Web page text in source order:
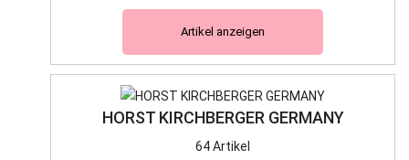
Artikel anzeigen
HORST KIRCHBERGER GERMANY
64 Artikel